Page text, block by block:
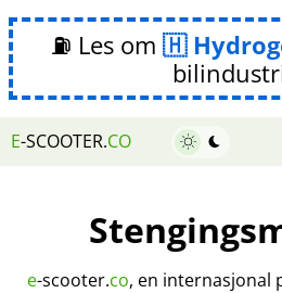
⛽ Les om
E-SCOOTER.CO
e-scooter.co, en internasjonal